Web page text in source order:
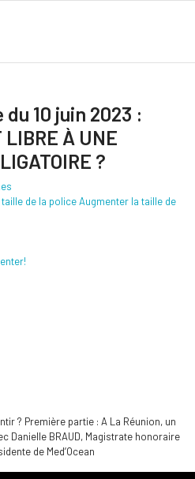
10 juin 2023 :
LIBRE À UNE
?
taille de la policeAugmenter la taille de
? Première partie : A La Réunion, un
Danielle BRAUD, Magistrate honoraire
de Med’Ocean